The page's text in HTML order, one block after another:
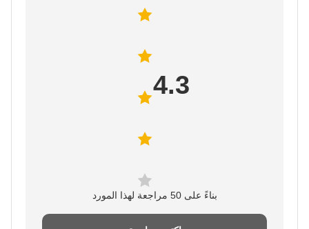
4.3
بناءً على 50 مراجعة لهذا المورد